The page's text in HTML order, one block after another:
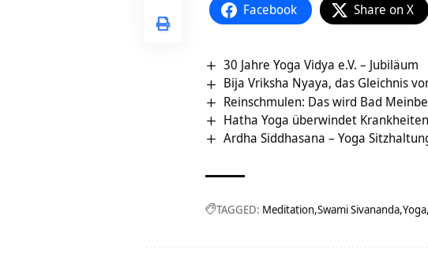
Facebook Share on X
30 Jahre Yoga Vidya e.V. – Jubiläum
Bija Vriksha Nyaya, das Gleichnis
Reinschmulen: Das wird Bad
Hatha Yoga überwindet
Ardha Siddhasana – Yoga
TAGGED: Meditation Swami Sivananda Yoga